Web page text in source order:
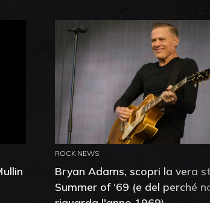
ROCK NEWS
Bryan Adams, scopri la vera
Summer of ‘69 (e del perché